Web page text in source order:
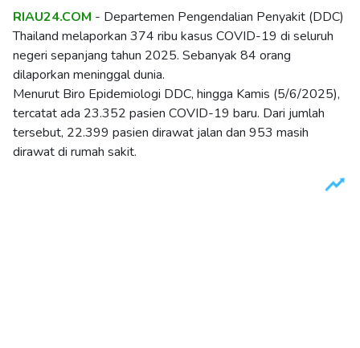
RIAU24.COM - Departemen Pengendalian Penyakit (DDC)
Thailand melaporkan 374 ribu kasus COVID-19 di seluruh
negeri sepanjang tahun 2025. Sebanyak 84 orang
dilaporkan meninggal dunia.
Menurut Biro Epidemiologi DDC, hingga Kamis (5/6/2025),
tercatat ada 23.352 pasien COVID-19 baru. Dari jumlah
tersebut, 22.399 pasien dirawat jalan dan 953 masih
dirawat di rumah sakit.